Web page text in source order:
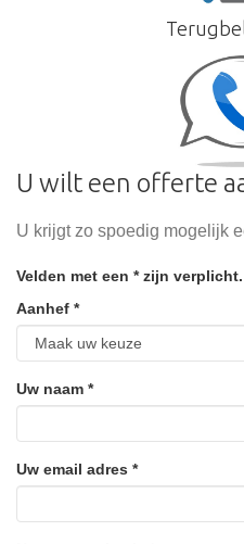
U wilt een offerte
U krijgt zo spoedig mogelijk
Velden met een * zijn verplicht.
Aanhef *
Uw naam *
Uw email adres *